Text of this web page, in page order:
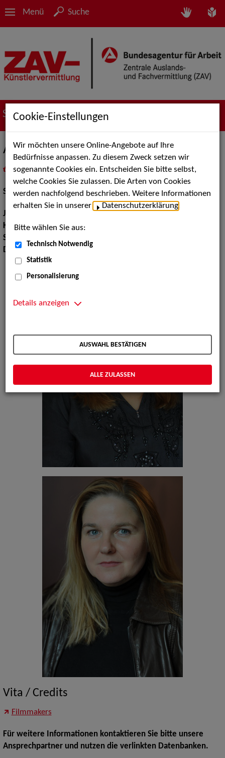
Menü Suche
Suche nach Künstler*innen
Adelheid Bräu
als PDF speichern
inMeine Merklistelegen
Schauspiel:Bühne
Jahrgang:
Körpergröße:156 cm
Sprachen:
Dialekte:
Vita / Credits
Filmmakers
Für weitere Informationen kontaktieren Sie bitte unsere
Ansprechpartner und nutzen die verlinkten Datenbanken.
Cookie-Einstellungen
Wir möchten unsere Online-Angebote auf Ihre
Bedürfnisse anpassen. Zu diesem Zweck setzen wir
sogenannte Cookies ein. Entscheiden Sie bitte selbst,
welche Cookies Sie zulassen. Die Arten von Cookies
werden nachfolgend beschrieben. Weitere Informationen
erhalten Sie in unserer
Datenschutzerklärung
Bitte wählen Sie aus:
Technisch Notwendig
Statistik
Personalisierung
Details anzeigen
AUSWAHL BESTÄTIGEN
ALLE ZULASSEN